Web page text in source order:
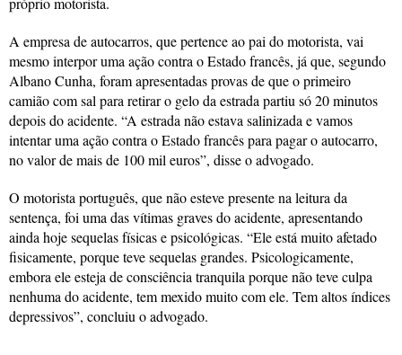
A empresa de autocarros, que pertence ao pai do motorista, vai
mesmo interpor uma ação contra o Estado francês, já que, segundo
Albano Cunha, foram apresentadas provas de que o primeiro
camião com sal para retirar o gelo da estrada partiu só 20 minutos
depois do acidente. “A estrada não estava salinizada e vamos
intentar uma ação contra o Estado francês para pagar o autocarro,
no valor de mais de 100 mil euros”, disse o advogado.
O motorista português, que não esteve presente na leitura da
sentença, foi uma das vítimas graves do acidente, apresentando
ainda hoje sequelas físicas e psicológicas. “Ele está muito afetado
fisicamente, porque teve sequelas grandes. Psicologicamente,
embora ele esteja de consciência tranquila porque não teve culpa
nenhuma do acidente, tem mexido muito com ele. Tem altos índices
depressivos”, concluiu o advogado.